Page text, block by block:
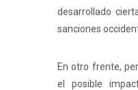
desarrollado
sanciones
En otro frente,
el posible